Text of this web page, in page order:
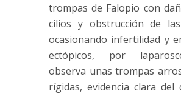
trompas de Falopio con
cilios y obstrucción de
ocasionando infertilidad y
ectópicos, por
observa unas trompas
rígidas, evidencia clara del